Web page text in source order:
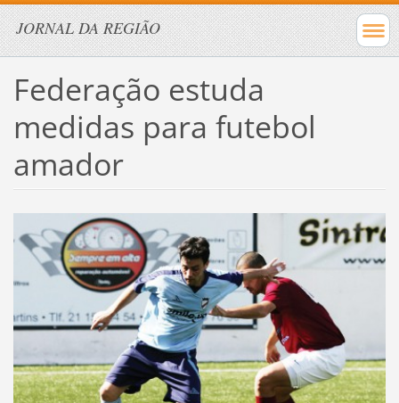
JORNAL DA REGIÃO
Federação estuda
medidas para futebol
amador